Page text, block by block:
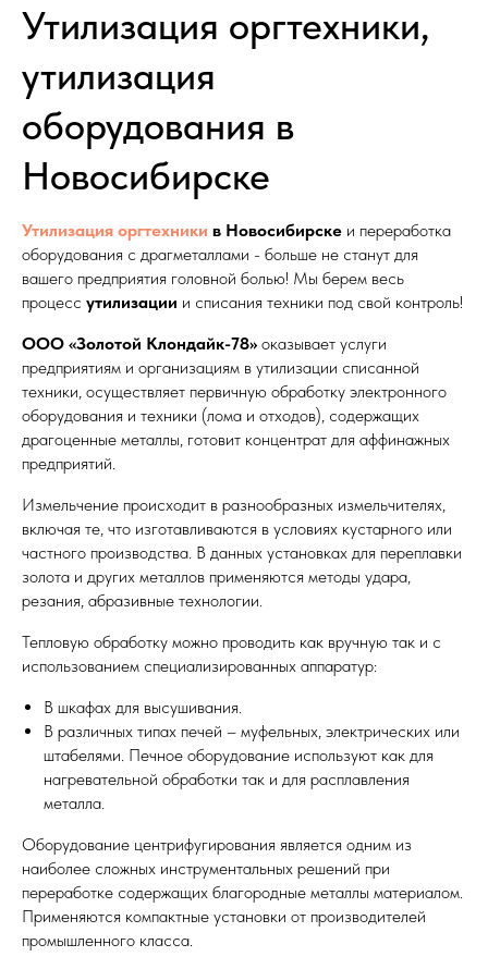
Утилизация оргтехники,
утилизация
оборудования в
Новосибирске
Утилизация оргтехники в Новосибирске и переработка
оборудования с драгметаллами - больше не станут для
вашего предприятия головной болью! Мы берем весь
процесс утилизации и списания техники под свой контроль!
ООО «Золотой Клондайк-78» оказывает услуги
предприятиям и организациям в утилизации списанной
техники, осуществляет первичную обработку электронного
оборудования и техники (лома и отходов), содержащих
драгоценные металлы, готовит концентрат для аффинажных
предприятий.
Измельчение происходит в разнообразных измельчителях,
включая те, что изготавливаются в условиях кустарного или
частного производства. В данных установках для переплавки
золота и других металлов применяются методы удара,
резания, абразивные технологии.
Тепловую обработку можно проводить как вручную так и с
использованием специализированных аппаратур:
В шкафах для высушивания.
В различных типах печей – муфельных, электрических или
штабелями. Печное оборудование используют как для
нагревательной обработки так и для расплавления
металла.
Оборудование центрифугирования является одним из
наиболее сложных инструментальных решений при
переработке содержащих благородные металлы материалом.
Применяются компактные установки от производителей
промышленного класса.